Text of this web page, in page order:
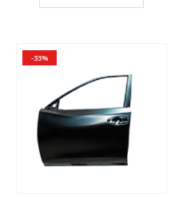
-33%